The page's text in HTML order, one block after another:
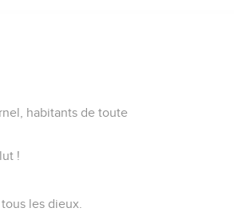
habitants de toute
!
les dieux.